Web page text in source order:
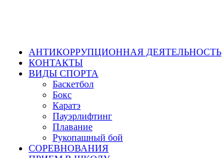
АНТИКОРРУПЦИОННАЯ ДЕЯТЕЛЬНОСТЬ
КОНТАКТЫ
ВИДЫ СПОРТА
Баскетбол
Бокс
Каратэ
Пауэрлифтинг
Плавание
Рукопашный бой
СОРЕВНОВАНИЯ